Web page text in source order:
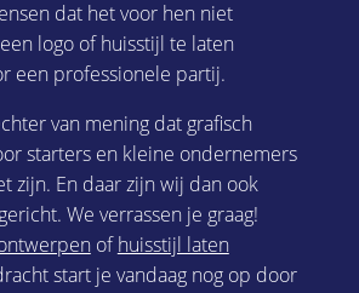
dat het voor hen niet
logo of huisstijl te laten
een professionele partij.
van mening dat grafisch
starters en kleine ondernemers
zijn. En daar zijn wij dan ook
We verrassen je graag!
ofhuisstijl laten
start je vandaag nog op door